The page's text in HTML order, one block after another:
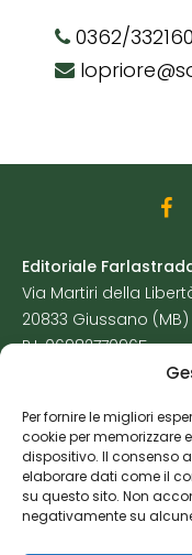
Per fornire le migliori
cookie per memorizzare
dispositivo. Il consenso
elaborare dati come il
su questo sito. Non
negativamente su
0362/332160
Editoriale
Via Martiri della
20833 Giussano (MB)
P.I. 06982770965
Cookie Policy
Risorse Aggiuntive